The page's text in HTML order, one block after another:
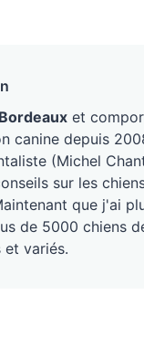
et
canine depuis
(Michel
sur les
que j'ai
de 5000 chiens
et variés.